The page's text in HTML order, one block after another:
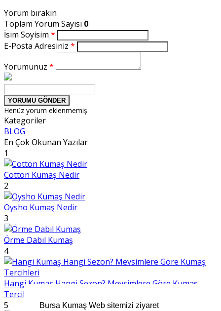
Bursa Kumaş Web sitemizi ziyaret
Yorum bırakın
Toplam Yorum Sayısı 0
İsim Soyisim *
E-Posta Adresiniz *
Yorumunuz *
YORUMU GÖNDER
Henüz yorum eklenmemiş
Kategoriler
BLOG
En Çok Okunan Yazılar
1
Cotton Kumaş Nedir
2
Oysho Kumaş Nedir
3
Örme Dabıl Kumaş
4
Hangi Kumaş Hangi Sezon? Mevsimlere Göre Kumaş
Tercihleri
5